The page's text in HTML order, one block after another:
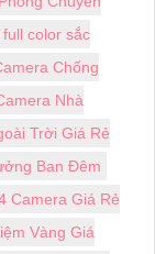
color sắc
Chống
Nhà
Trời Giá Rẻ
Ban Đêm
Camera Giá Rẻ
Vàng Giá